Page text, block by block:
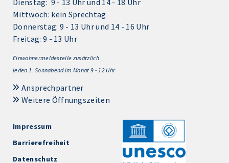
Mittwoch: kein Sprechtag
Donnerstag: 9 - 13 Uhr und 14 - 16 Uhr
Freitag: 9 - 13 Uhr
Einwohnermeldestelle zusätzlich
jeden 1. Sonnabend im Monat 9 - 12 Uhr
Ansprechpartner
Weitere Öffnungszeiten
Impressum
Barrierefreiheit
Datenschutz